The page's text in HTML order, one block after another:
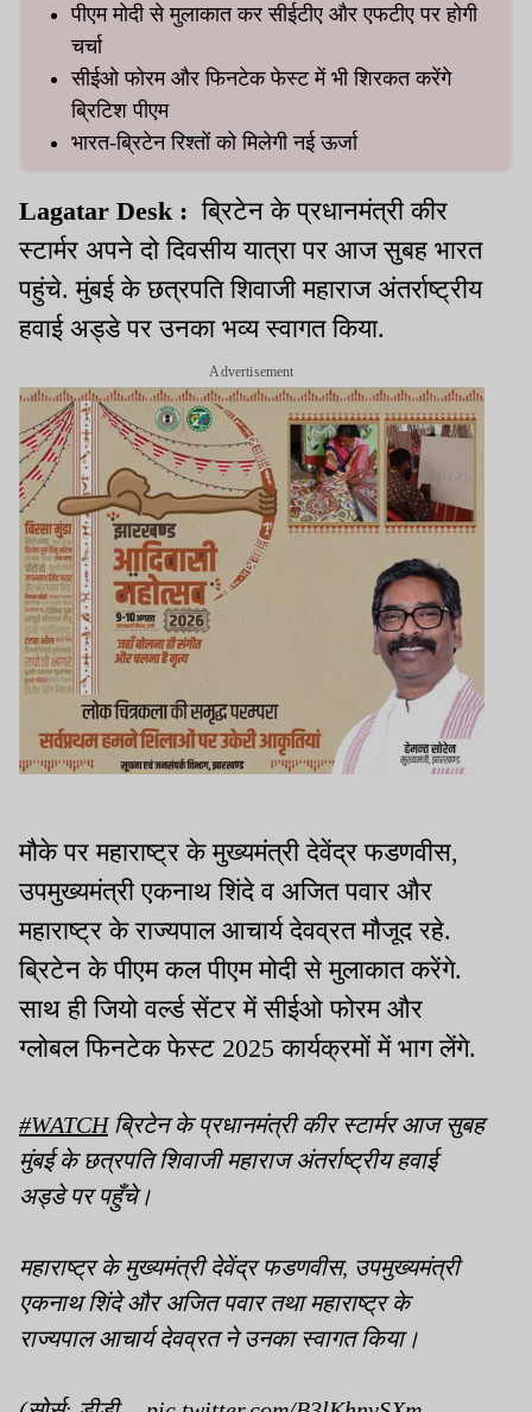
पीएम मोदी से मुलाकात कर सीईटीए और एफटीए पर होगी
चर्चा
सीईओ फोरम और फिनटेक फेस्ट में भी शिरकत करेंगे
ब्रिटिश पीएम
भारत-ब्रिटेन रिश्तों को मिलेगी नई ऊर्जा
Lagatar Desk : ब्रिटेन के प्रधानमंत्री कीर
स्टार्मर अपने दो दिवसीय यात्रा पर आज सुबह भारत
पहुंचे. मुंबई के छत्रपति शिवाजी महाराज अंतर्राष्ट्रीय
हवाई अड्डे पर उनका भव्य स्वागत किया.
Advertisement
मौके पर महाराष्ट्र के मुख्यमंत्री देवेंद्र फडणवीस,
उपमुख्यमंत्री एकनाथ शिंदे व अजित पवार और
महाराष्ट्र के राज्यपाल आचार्य देवव्रत मौजूद रहे.
ब्रिटेन के पीएम कल पीएम मोदी से मुलाकात करेंगे.
साथ ही जियो वर्ल्ड सेंटर में सीईओ फोरम और
ग्लोबल फिनटेक फेस्ट 2025 कार्यक्रमों में भाग लेंगे.
#WATCHब्रिटेन के प्रधानमंत्री कीर स्टार्मर आज सुबह
मुंबई के छत्रपति शिवाजी महाराज अंतर्राष्ट्रीय हवाई
अड्डे पर पहुँचे।
महाराष्ट्र के मुख्यमंत्री देवेंद्र फडणवीस, उपमुख्यमंत्री
एकनाथ शिंदे और अजित पवार तथा महाराष्ट्र के
राज्यपाल आचार्य देवव्रत ने उनका स्वागत किया।